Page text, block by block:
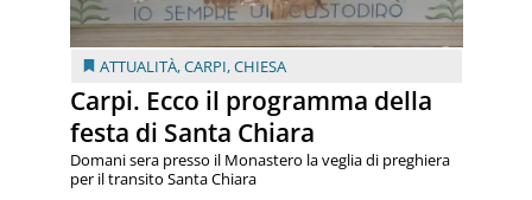
ATTUALITÀ,CARPI,CHIESA
Carpi. Ecco il programma della
festa di Santa Chiara
Domani sera presso il Monastero la veglia di preghiera
per il transito Santa Chiara